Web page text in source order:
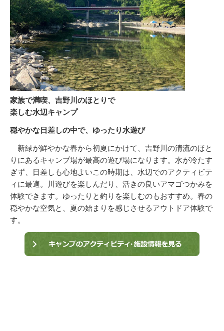
家族で満喫、吉野川のほとりで
楽しむ水辺キャンプ
穏やかな日差しの中で、ゆったり水遊び
新緑が鮮やかな春から初夏にかけて、吉野川の清流のほと
りにあるキャンプ場が最高の遊び場になります。水が冷たす
ぎず、日差しも心地よいこの時期は、水辺でのアクティビテ
ィに最適。川遊びを楽しんだり、活きの良いアマゴつかみを
体験できます。ゆったりと釣りを楽しむのもおすすめ。春の
穏やかな空気と、夏の始まりを感じさせるアウトドア体験で
す。